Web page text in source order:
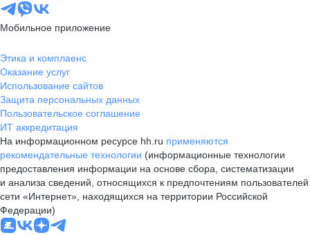
Мобильное приложение
Этика и комплаенс
Оказание услуг
Использование сайтов
Защита персональных данных
Пользовательское соглашение
ИТ аккредитация
На информационном ресурсе hh.ru применяются
рекомендательные технологии (информационные технологии
предоставления информации на основе сбора, систематизации
и анализа сведений, относящихся к предпочтениям пользователей
сети «Интернет», находящихся на территории Российской
Федерации)